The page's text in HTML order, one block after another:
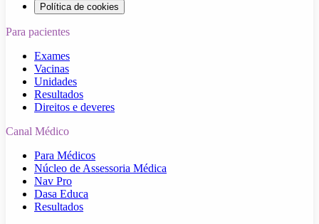
Política de cookies
Para pacientes
Exames
Vacinas
Unidades
Resultados
Direitos e deveres
Canal Médico
Para Médicos
Núcleo de Assessoria Médica
Nav Pro
Dasa Educa
Resultados